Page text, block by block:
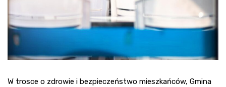
W trosce o zdrowie i bezpieczeństwo mieszkańców, Gmina